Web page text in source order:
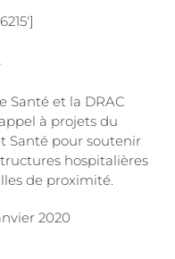
Santé et la DRAC
à projets du
Santé pour soutenir
hospitalières
de proximité.
2020